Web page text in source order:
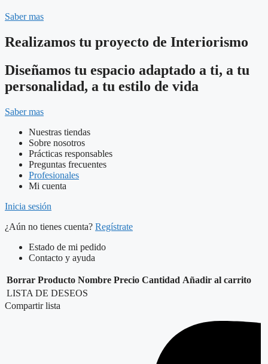
Saber mas
Realizamos tu proyecto de Interiorismo
Diseñamos tu espacio adaptado a ti, a tu
personalidad, a tu estilo de vida
Saber mas
Nuestras tiendas
Sobre nosotros
Prácticas responsables
Preguntas frecuentes
Profesionales
Mi cuenta
Inicia sesión
¿Aún no tienes cuenta? Regístrate
Estado de mi pedido
Contacto y ayuda
Borrar Producto Nombre Precio Cantidad Añadir al carrito
LISTA DE DESEOS
Compartir lista